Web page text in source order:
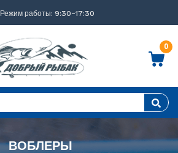
Режим работы: 9:30-17:30
0
ВОБЛЕРЫ